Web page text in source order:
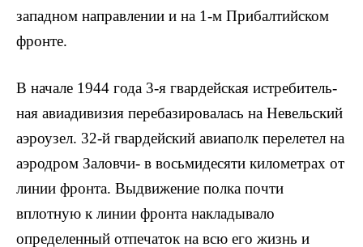
западном направлении и на 1-м Прибалтийском
фронте.
В начале 1944 года 3-я гвардейская истребитель­
ная авиадивизия перебазировалась на Невельский
аэроузел. 32-й гвардейский авиаполк перелетел на
аэ­родром Заловчи- в восьмидесяти километрах от
ли­нии фронта. Выдвижение полка почти
вплотную к ли­нии фронта накладывало
определенный отпечаток на всю его жизнь и